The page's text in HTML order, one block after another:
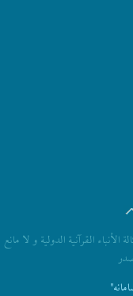
القرآنیة الدولیة و لا مانع